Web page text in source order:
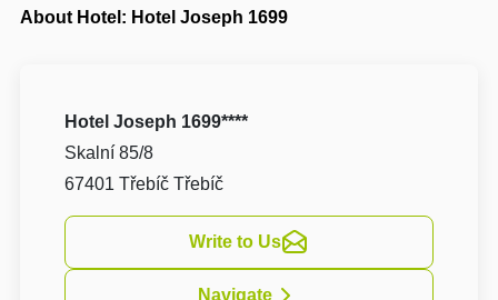
About Hotel: Hotel Joseph 1699
Hotel Joseph 1699****
Skalní 85/8
67401 Třebíč Třebíč
Write to Us
Navigate